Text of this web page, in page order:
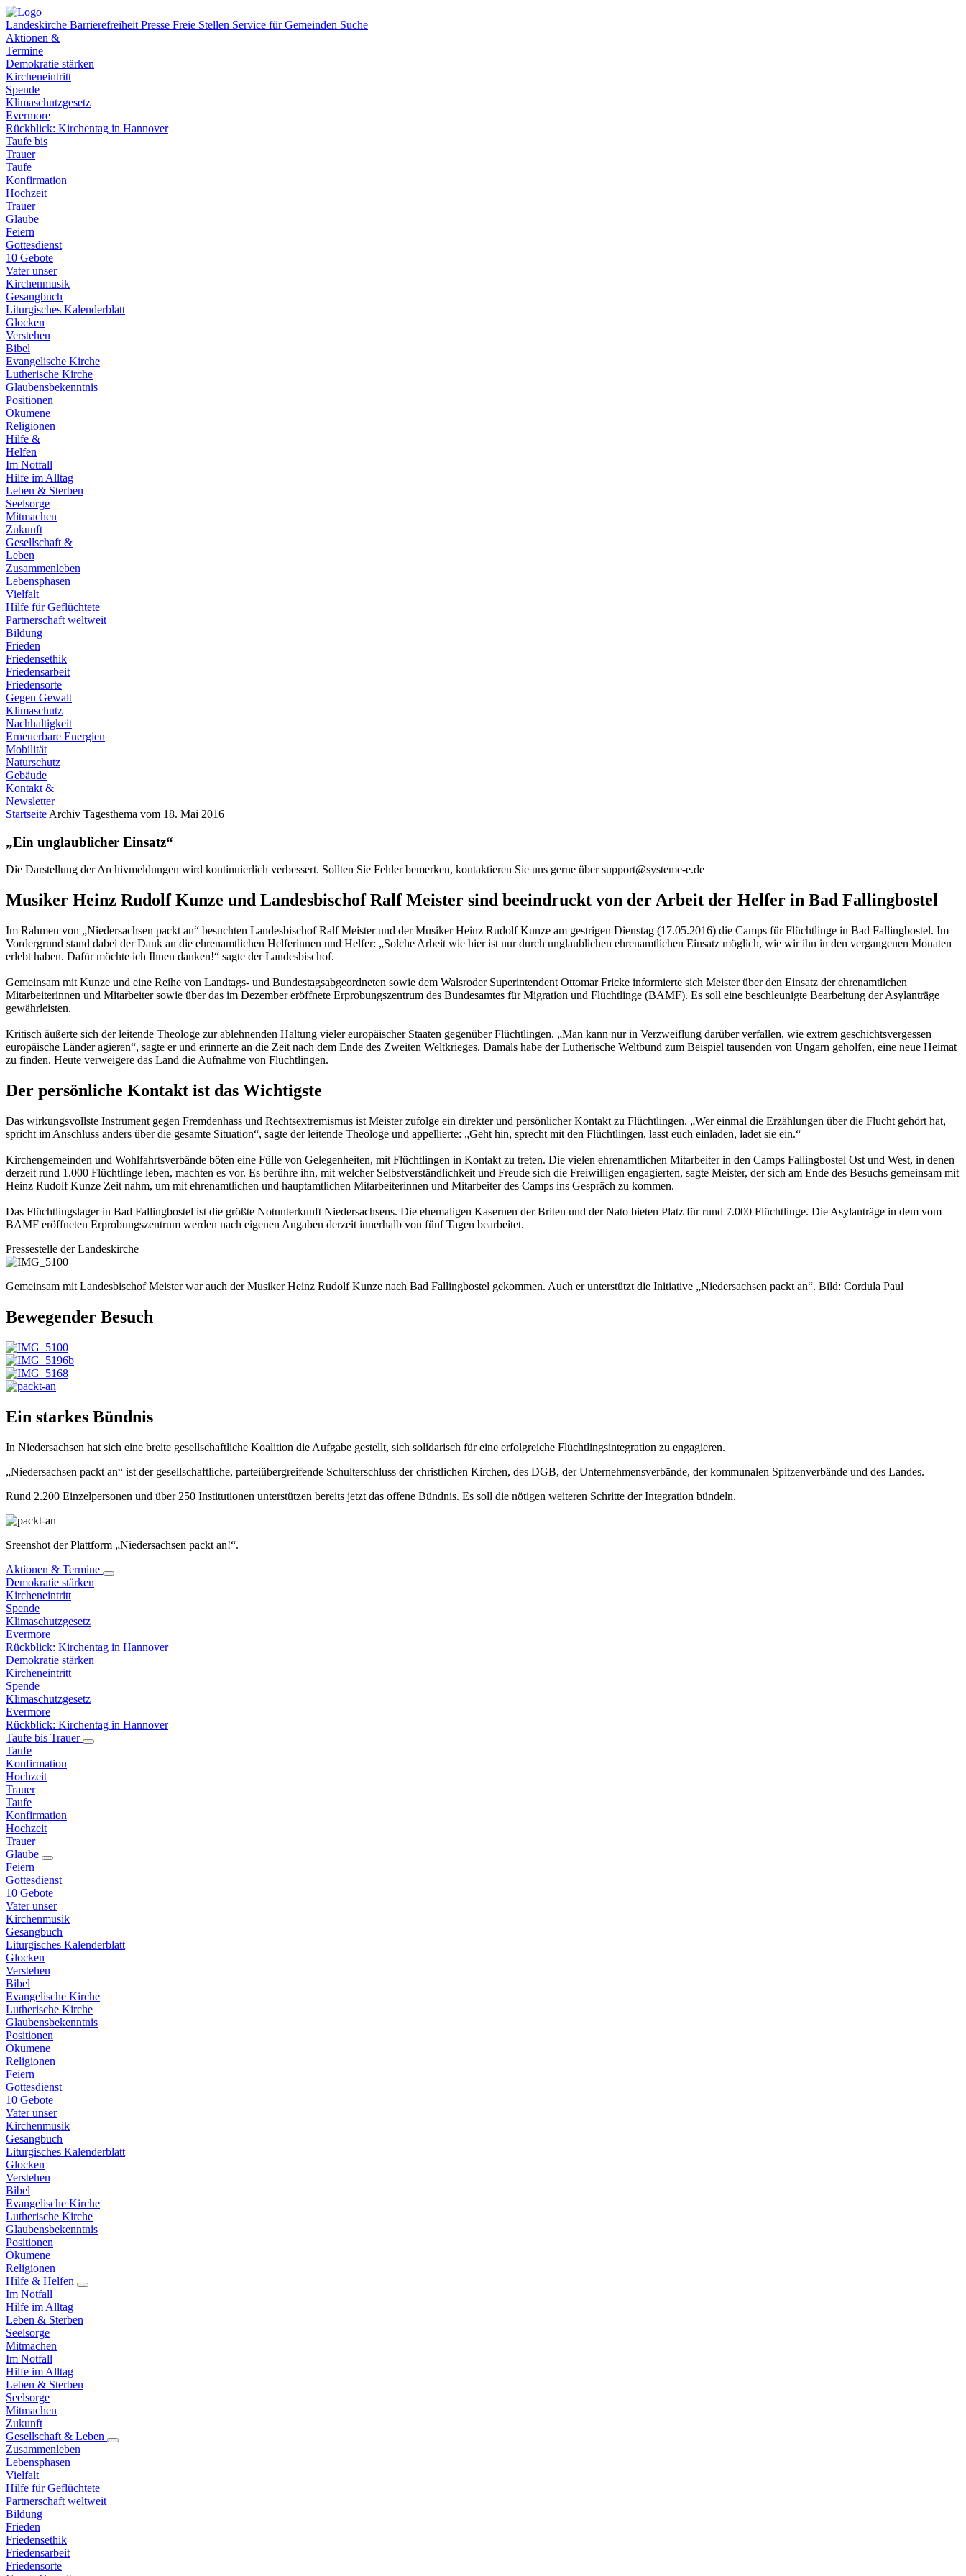
Landeskirche Barrierefreiheit Presse Freie Stellen Service für Gemeinden Suche
Aktionen &
Termine
Demokratie stärken
Kircheneintritt
Spende
Klimaschutzgesetz
Evermore
Rückblick: Kirchentag in Hannover
Taufe bis
Trauer
Taufe
Konfirmation
Hochzeit
Trauer
Glaube
Feiern
Gottesdienst
10 Gebote
Vater unser
Kirchenmusik
Gesangbuch
Liturgisches Kalenderblatt
Glocken
Verstehen
Bibel
Evangelische Kirche
Lutherische Kirche
Glaubensbekenntnis
Positionen
Ökumene
Religionen
Hilfe &
Helfen
Im Notfall
Hilfe im Alltag
Leben & Sterben
Seelsorge
Mitmachen
Zukunft
Gesellschaft &
Leben
Zusammenleben
Lebensphasen
Vielfalt
Hilfe für Geflüchtete
Partnerschaft weltweit
Bildung
Frieden
Friedensethik
Friedensarbeit
Friedensorte
Gegen Gewalt
Klimaschutz
Nachhaltigkeit
Erneuerbare Energien
Mobilität
Naturschutz
Gebäude
Kontakt &
Newsletter
Startseite Archiv Tagesthema vom 18. Mai 2016
„Ein unglaublicher Einsatz“
Die Darstellung der Archivmeldungen wird kontinuierlich verbessert. Sollten Sie Fehler bemerken, kontaktieren Sie uns gerne über support@systeme-e.de
Musiker Heinz Rudolf Kunze und Landesbischof Ralf Meister sind beeindruckt von der Arbeit der Helfer in Bad Fallingbostel
Im Rahmen von „Niedersachsen packt an“ besuchten Landesbischof Ralf Meister und der Musiker Heinz Rudolf Kunze am gestrigen Dienstag (17.05.2016) die Camps für Flüchtlinge in Bad Fallingbostel. Im
Vordergrund stand dabei der Dank an die ehrenamtlichen Helferinnen und Helfer: „Solche Arbeit wie hier ist nur durch unglaublichen ehrenamtlichen Einsatz möglich, wie wir ihn in den vergangenen Monaten
erlebt haben. Dafür möchte ich Ihnen danken!“ sagte der Landesbischof.
Gemeinsam mit Kunze und eine Reihe von Landtags- und Bundestagsabgeordneten sowie dem Walsroder Superintendent Ottomar Fricke informierte sich Meister über den Einsatz der ehrenamtlichen
Mitarbeiterinnen und Mitarbeiter sowie über das im Dezember eröffnete Erprobungszentrum des Bundesamtes für Migration und Flüchtlinge (BAMF). Es soll eine beschleunigte Bearbeitung der Asylanträge
gewährleisten.
Kritisch äußerte sich der leitende Theologe zur ablehnenden Haltung vieler europäischer Staaten gegenüber Flüchtlingen. „Man kann nur in Verzweiflung darüber verfallen, wie extrem geschichtsvergessen
europäische Länder agieren“, sagte er und erinnerte an die Zeit nach dem Ende des Zweiten Weltkrieges. Damals habe der Lutherische Weltbund zum Beispiel tausenden von Ungarn geholfen, eine neue Heimat
zu finden. Heute verweigere das Land die Aufnahme von Flüchtlingen.
Der persönliche Kontakt ist das Wichtigste
Das wirkungsvollste Instrument gegen Fremdenhass und Rechtsextremismus ist Meister zufolge ein direkter und persönlicher Kontakt zu Flüchtlingen. „Wer einmal die Erzählungen über die Flucht gehört hat,
spricht im Anschluss anders über die gesamte Situation“, sagte der leitende Theologe und appellierte: „Geht hin, sprecht mit den Flüchtlingen, lasst euch einladen, ladet sie ein.“
Kirchengemeinden und Wohlfahrtsverbände böten eine Fülle von Gelegenheiten, mit Flüchtlingen in Kontakt zu treten. Die vielen ehrenamtlichen Mitarbeiter in den Camps Fallingbostel Ost und West, in denen
derzeit rund 1.000 Flüchtlinge leben, machten es vor. Es berühre ihn, mit welcher Selbstverständlichkeit und Freude sich die Freiwilligen engagierten, sagte Meister, der sich am Ende des Besuchs gemeinsam mit
Heinz Rudolf Kunze Zeit nahm, um mit ehrenamtlichen und hauptamtlichen Mitarbeiterinnen und Mitarbeiter des Camps ins Gespräch zu kommen.
Das Flüchtlingslager in Bad Fallingbostel ist die größte Notunterkunft Niedersachsens. Die ehemaligen Kasernen der Briten und der Nato bieten Platz für rund 7.000 Flüchtlinge. Die Asylanträge in dem vom
BAMF eröffneten Erprobungszentrum werden nach eigenen Angaben derzeit innerhalb von fünf Tagen bearbeitet.
Pressestelle der Landeskirche
Gemeinsam mit Landesbischof Meister war auch der Musiker Heinz Rudolf Kunze nach Bad Fallingbostel gekommen. Auch er unterstützt die Initiative „Niedersachsen packt an“. Bild: Cordula Paul
Bewegender Besuch
Ein starkes Bündnis
In Niedersachsen hat sich eine breite gesellschaftliche Koalition die Aufgabe gestellt, sich solidarisch für eine erfolgreiche Flüchtlingsintegration zu engagieren.
„Niedersachsen packt an“ ist der gesellschaftliche, parteiübergreifende Schulterschluss der christlichen Kirchen, des DGB, der Unternehmensverbände, der kommunalen Spitzenverbände und des Landes.
Rund 2.200 Einzelpersonen und über 250 Institutionen unterstützen bereits jetzt das offene Bündnis. Es soll die nötigen weiteren Schritte der Integration bündeln.
Sreenshot der Plattform „Niedersachsen packt an!“.
Aktionen & Termine
Demokratie stärken
Kircheneintritt
Spende
Klimaschutzgesetz
Evermore
Rückblick: Kirchentag in Hannover
Demokratie stärken
Kircheneintritt
Spende
Klimaschutzgesetz
Evermore
Rückblick: Kirchentag in Hannover
Taufe bis Trauer
Taufe
Konfirmation
Hochzeit
Trauer
Taufe
Konfirmation
Hochzeit
Trauer
Glaube
Feiern
Gottesdienst
10 Gebote
Vater unser
Kirchenmusik
Gesangbuch
Liturgisches Kalenderblatt
Glocken
Verstehen
Bibel
Evangelische Kirche
Lutherische Kirche
Glaubensbekenntnis
Positionen
Ökumene
Religionen
Feiern
Gottesdienst
10 Gebote
Vater unser
Kirchenmusik
Gesangbuch
Liturgisches Kalenderblatt
Glocken
Verstehen
Bibel
Evangelische Kirche
Lutherische Kirche
Glaubensbekenntnis
Positionen
Ökumene
Religionen
Hilfe & Helfen
Im Notfall
Hilfe im Alltag
Leben & Sterben
Seelsorge
Mitmachen
Im Notfall
Hilfe im Alltag
Leben & Sterben
Seelsorge
Mitmachen
Zukunft
Gesellschaft & Leben
Zusammenleben
Lebensphasen
Vielfalt
Hilfe für Geflüchtete
Partnerschaft weltweit
Bildung
Frieden
Friedensethik
Friedensarbeit
Friedensorte